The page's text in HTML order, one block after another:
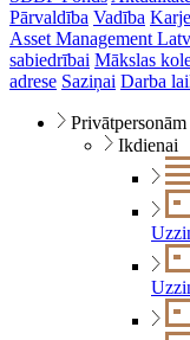
Pārvaldība Vadība
Asset Management
sabiedrībai Mākslas
adrese Saziņai Darba
Privātpersonām
Ikdienai